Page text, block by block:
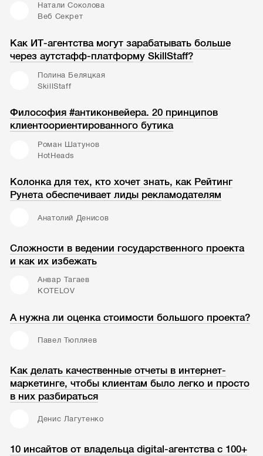
Натали Соколова
Веб Секрет
Как ИТ-агентства могут зарабатывать больше
через аутстафф-платформу SkillStaff?
Полина Беляцкая
SkillStaff
Философия #антиконвейера. 20 принципов
клиентоориентированного бутика
Роман Шатунов
HotHeads
Колонка для тех, кто хочет знать, как Рейтинг
Рунета обеспечивает лиды рекламодателям
Анатолий Денисов
Сложности в ведении государственного проекта
и как их избежать
Анвар Тагаев
KOTELOV
А нужна ли оценка стоимости большого проекта?
Павел Тюпляев
Как делать качественные отчеты в интернет-
маркетинге, чтобы клиентам было легко и просто
в них разбираться
Денис Лагутенко
10 инсайтов от владельца digital-агентства с 100+